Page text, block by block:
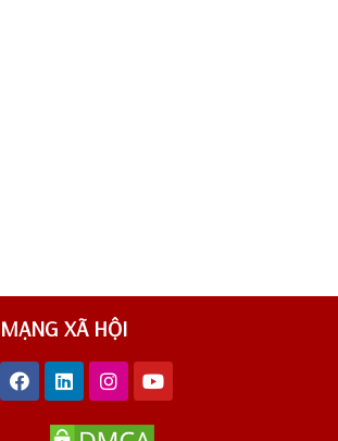
MẠNG XÃ HỘI